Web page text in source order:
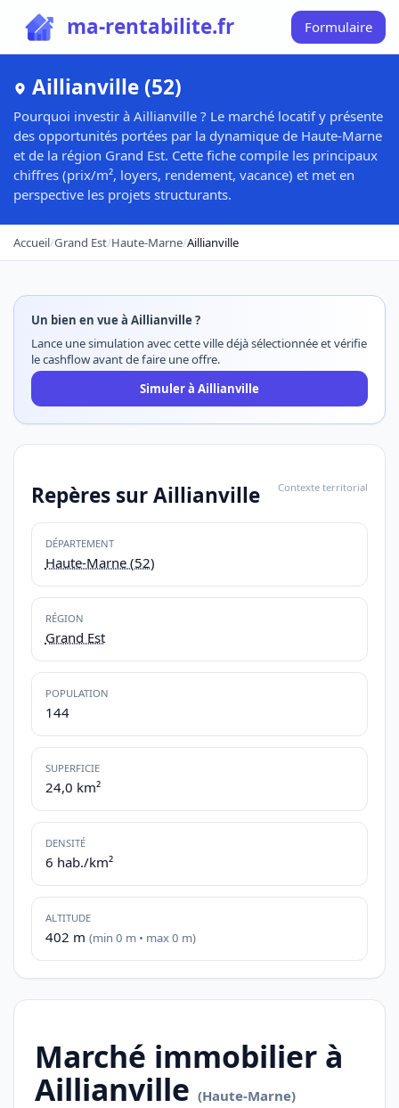
ma-rentabilite.fr Formulaire
Aillianville (52)
Pourquoi investir à Aillianville ? Le marché locatif y présente
des opportunités portées par la dynamique de Haute-Marne
et de la région Grand Est. Cette fiche compile les principaux
chiffres (prix/m², loyers, rendement, vacance) et met en
perspective les projets structurants.
Accueil/Grand Est/Haute-Marne/Aillianville
Un bien en vue à Aillianville ?
Lance une simulation avec cette ville déjà sélectionnée et vérifie
le cashflow avant de faire une offre.
Simuler à Aillianville
Repères sur Aillianville Contexte territorial
DÉPARTEMENT
Haute-Marne (52)
RÉGION
Grand Est
POPULATION
144
SUPERFICIE
24,0 km²
DENSITÉ
6 hab./km²
ALTITUDE
402 m (min 0 m • max 0 m)
Marché immobilier à
Aillianville (Haute-Marne)